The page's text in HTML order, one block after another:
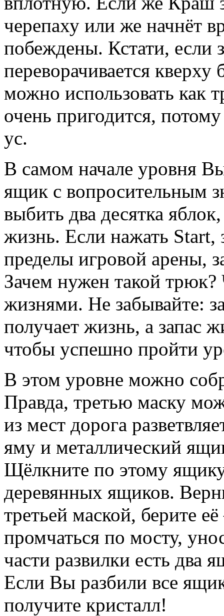
черепаху или же начнёт
побеждены. Кстати, если
переворачивается кверху
можно использовать как
очень пригодится,
ус.
В самом начале уровня
ящик с вопросительным
выбить два десятка
жизнь. Если нажать Start,
пределы игровой арены,
Зачем нужен такой трюк?
жизнями. Не забывайте:
получает жизнь, а запас
чтобы успешно пройти
В этом уровне можно
Правда, третью маску
из мест дорога
яму и металлический
Щёлкните по этому
деревянных ящиков.
третьей маской, берите
промчаться по мосту,
части развилки есть два
Если Вы разбили все
получите кристалл!